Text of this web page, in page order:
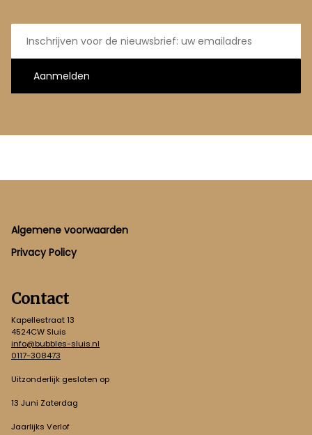
E-
mailadres
Aanmelden
Footer
Algemene voorwaarden
Privacy Policy
Contact
Kapellestraat 13
4524CW Sluis
info@bubbles-sluis.nl
0117-308473
Uitzonderlijk gesloten op
13 Juni Zaterdag
Jaarlijks Verlof